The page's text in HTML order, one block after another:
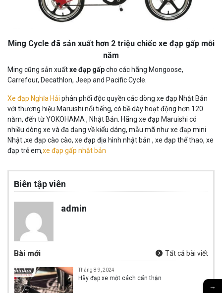
Ming Cycle đã sản xuất hơn 2 triệu chiếc xe đạp gấp mỗi
năm
Ming cũng sản xuấtxe đạp gấpcho các hãng Mongoose,
Carrefour, Decathlon, Jeep and Pacific Cycle.
Xe đạp Nghĩa Hải phân phối độc quyền các dòng xe đạp Nhật Bản
với thương hiệu Maruishi nổi tiếng, có bề dày hoạt động hơn 120
năm, đến từ YOKOHAMA , Nhật Bản. Hãng xe đạp Maruishi có
nhiều dòng xe và đa dạng về kiểu dáng, mẫu mã như xe đạp mini
Nhật ,xe đạp cào cào, xe đạp địa hình nhật bản , xe đạp thể thao, xe
đạp trẻ em,xe đạp gấp nhật bản
Biên tập viên
admin
Bài mới Tất cả bài viết
Tháng 8 9, 2024
Hãy đạp xe một cách cẩn thận
→